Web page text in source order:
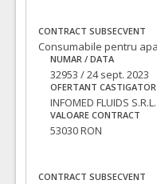
CONTRACT SUBSECVENT
Consumabile pentru
NUMAR / DATA
32953 / 24 sept. 2023
OFERTANT CASTIGATOR
INFOMED FLUIDS
VALOARE CONTRACT
53030 RON
CONTRACT SUBSECVENT